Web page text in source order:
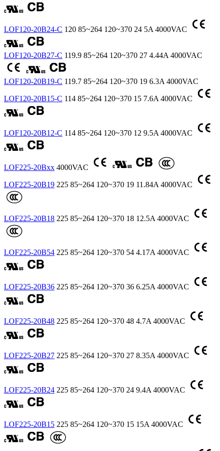
LOF120-20B24-C 120 85~264 120~370 24 5A 4000VAC
LOF120-20B27-C 119.9 85~264 120~370 27 4.44A 4000VAC
LOF120-20B19-C 119.7 85~264 120~370 19 6.3A 4000VAC
LOF120-20B15-C 114 85~264 120~370 15 7.6A 4000VAC
LOF120-20B12-C 114 85~264 120~370 12 9.5A 4000VAC
LOF225-20Bxx 4000VAC
LOF225-20B19 225 85~264 120~370 19 11.84A 4000VAC
LOF225-20B18 225 85~264 120~370 18 12.5A 4000VAC
LOF225-20B54 225 85~264 120~370 54 4.17A 4000VAC
LOF225-20B36 225 85~264 120~370 36 6.25A 4000VAC
LOF225-20B48 225 85~264 120~370 48 4.7A 4000VAC
LOF225-20B27 225 85~264 120~370 27 8.35A 4000VAC
LOF225-20B24 225 85~264 120~370 24 9.4A 4000VAC
LOF225-20B15 225 85~264 120~370 15 15A 4000VAC